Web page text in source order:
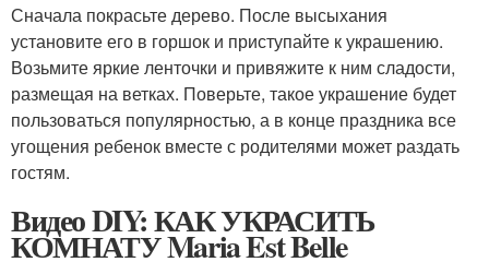
Сначала покрасьте дерево. После высыхания
установите его в горшок и приступайте к украшению.
Возьмите яркие ленточки и привяжите к ним сладости,
размещая на ветках. Поверьте, такое украшение будет
пользоваться популярностью, а в конце праздника все
угощения ребенок вместе с родителями может раздать
гостям.
Видео DIY: КАК УКРАСИТЬ
КОМНАТУ Maria Est Belle